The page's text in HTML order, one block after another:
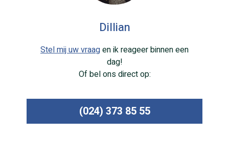
Dillian
Stel mij uw vraagen ik reageer binnen een
dag!
Of bel ons direct op:
(024) 373 85 55